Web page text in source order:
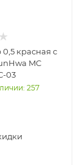
красная с
MC
03
: 257